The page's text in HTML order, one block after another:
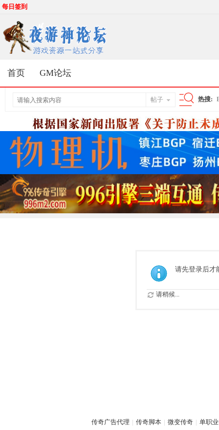
每日签到
首页 GM论坛
帖子
索
热搜:
请先登录后才
请稍候...
传奇广告代理 | 传奇脚本 | 微变传奇 | 单职